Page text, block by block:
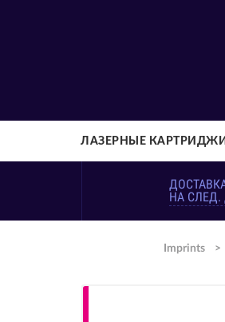
ЛАЗЕРНЫЕ КАРТРИДЖИ
НА СЛЕД.
Imprints >